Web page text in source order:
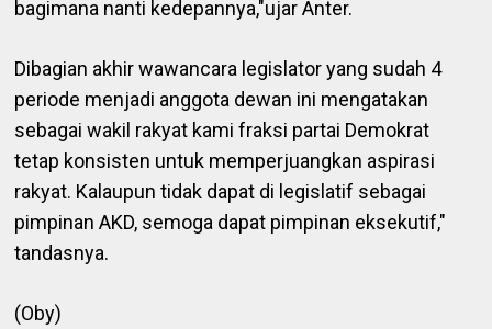
bagimana nanti kedepannya,"ujar Anter.
Dibagian akhir wawancara legislator yang sudah 4
periode menjadi anggota dewan ini mengatakan
sebagai wakil rakyat kami fraksi partai Demokrat
tetap konsisten untuk memperjuangkan aspirasi
rakyat. Kalaupun tidak dapat di legislatif sebagai
pimpinan AKD, semoga dapat pimpinan eksekutif,"
tandasnya.
(Oby)